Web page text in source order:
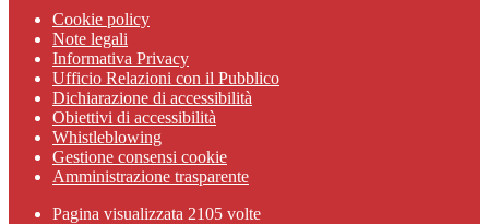
Cookie policy
Note legali
Informativa Privacy
Ufficio Relazioni con il Pubblico
Dichiarazione di accessibilità
Obiettivi di accessibilità
Whistleblowing
Gestione consensi cookie
Amministrazione trasparente
Pagina visualizzata 2105 volte